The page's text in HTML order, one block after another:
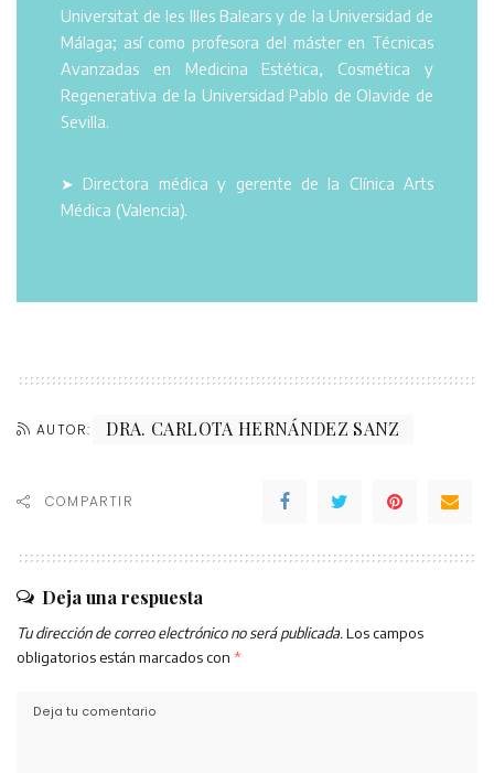
Universitat de les Illes Balears y de la Universidad de
Málaga; así como profesora del máster en Técnicas
Avanzadas en Medicina Estética, Cosmética y
Regenerativa de la Universidad Pablo de Olavide de
Sevilla.
➤ Directora médica y gerente de la Clínica Arts
Médica (Valencia).
AUTOR: DRA. CARLOTA HERNÁNDEZ SANZ
COMPARTIR
Deja una respuesta
Tu dirección de correo electrónico no será publicada. Los campos
obligatorios están marcados con *